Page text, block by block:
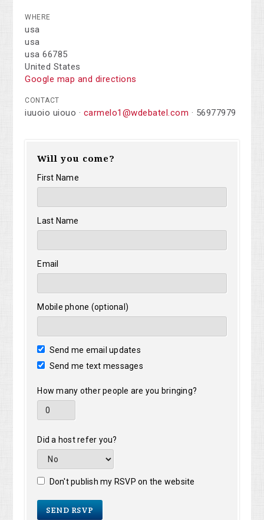
WHERE
usa
usa
usa 66785
United States
Google map and directions
CONTACT
iuuoio uiouo · carmelo1@wdebatel.com · 56977979
Will you come?
First Name
Last Name
Email
Mobile phone (optional)
Send me email updates
Send me text messages
How many other people are you bringing?
Did a host refer you?
Don't publish my RSVP on the website